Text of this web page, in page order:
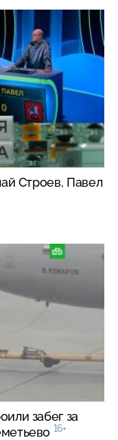
Строев, Павел
забег за
16+